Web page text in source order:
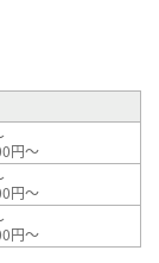
円～
円～
円～